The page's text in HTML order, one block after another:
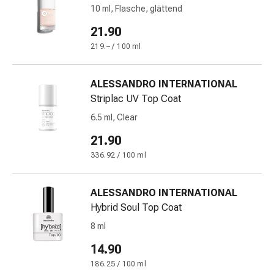
Stimmungsschwankungen
Schlafstörungen
Rhonchopathie
Nasenmittel
Atmungstraktbeschwerden
Infektionen
Stoffwechsel
Osteoporose
Immunsuppressiva
Insektenschutz
-
mittel
Mücken-
10 ml, Flasche, glättend
21.90
219.– / 100 ml
ALESSANDRO INTERNATIONAL
Striplac UV Top Coat
6.5 ml, Clear
21.90
336.92 / 100 ml
ALESSANDRO INTERNATIONAL
Hybrid Soul Top Coat
8 ml
14.90
186.25 / 100 ml